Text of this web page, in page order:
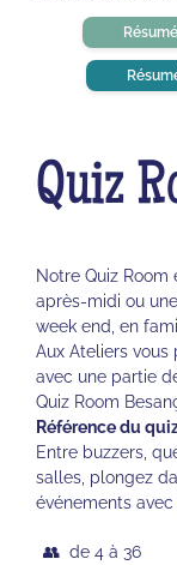
Quiz
Notre Quiz Room
après-midi ou
week end, en
Aux Ateliers
avec une partie
Quiz Room
Référence du
Entre buzzers,
salles, plongez
événements
👥 de 4 à 36